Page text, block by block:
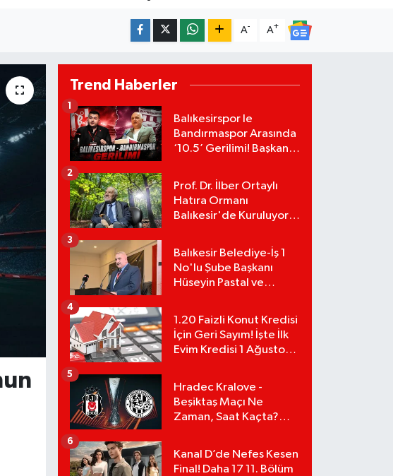
A- A+
Trend Haberler
Balıkesirspor le
Bandırmaspor Arasında
‘10.5’ Gerilimi! Başkan
Murat Karakoyun'a Sert
Tepki!
1
Prof. Dr. İlber Ortaylı
Hatıra Ormanı
Balıkesir'de Kuruluyor!
Bağışlarını Başlattı!
2
Balıkesir Belediye-İş 1
No'lu Şube Başkanı
Hüseyin Pastal ve
3
1.20 Faizli Konut Kredisi
İçin Geri Sayım! İşte İlk
Evim Kredisi 1 Ağustos
4
Hradec Kralove -
Beşiktaş Maçı Ne
Zaman, Saat Kaçta?
Detayları!
5
Kanal D’de Nefes Kesen
Final! Daha 17 11. Bölüm
6